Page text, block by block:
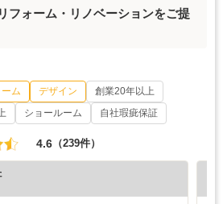
フォーム・リノベーションをご提
ム デザイン
創業20年以上
ショールーム 自社瑕疵保証
4.6 （239件）